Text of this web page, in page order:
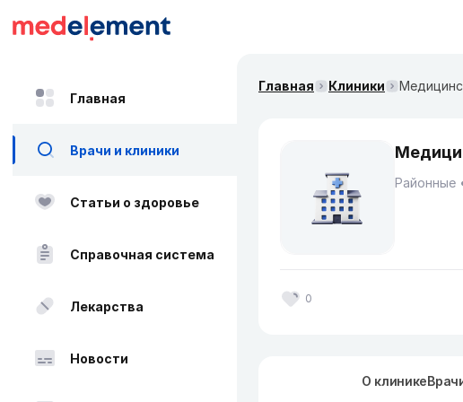
Главная
Врачи и клиники
Статьи о здоровье
Справочная система
Лекарства
Новости
Главная Клиники
Районные
0
О клинике